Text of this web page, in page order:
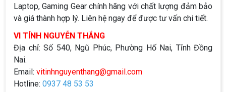
Laptop, Gaming Gear chính hãng với chất lượng đảm bảo
và giá thành hợp lý. Liên hệ ngay để được tư vấn chi tiết.
VI TÍNH NGUYỄN THẮNG
Địa chỉ: Số 540, Ngũ Phúc, Phường Hố Nai, Tỉnh Đồng
Nai.
Email: vitinhnguyenthang@gmail.com
Hotline: 0937 48 53 53